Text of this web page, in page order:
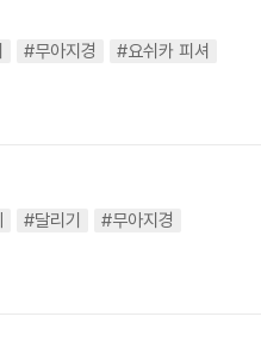
#무아지경
#요쉬카 피셔
#달리기
#무아지경